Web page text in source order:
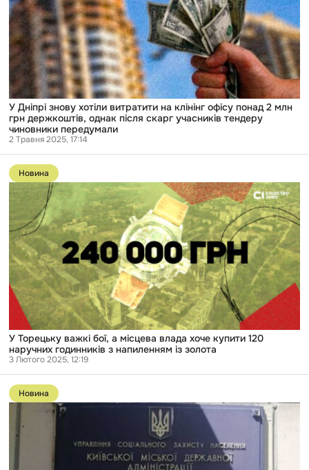
витратити
на
клінінг
офісу
понад
млн
грн
держкоштів,
однак
після
скарг
учасників
тендеру
чиновники
передумали
У Дніпрі знову хотіли витратити на клінінг офісу понад 2 млн
грн держкоштів, однак після скарг учасників тендеру
чиновники передумали
2 Травня 2025, 17:14
Перейти
до
публікації
Торецьку
важкі
бої,
місцева
влада
хоче
купити
120
наручних
годинників
напиленням
золота
Новина
У Торецьку важкі бої, а місцева влада хоче купити 120
наручних годинників з напиленням із золота
3 Лютого 2025, 12:19
Перейти
до
публікації
“Пацієнтки
можуть
Новина